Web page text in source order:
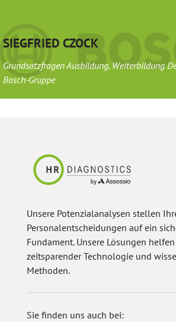
SIEGFRIED CZOCK
Grundsatzfragen Ausbildung, Weiterbildung
Bosch-Gruppe
Unsere Potenzialanalysen stellen
Personalentscheidungen auf ein
Fundament. Unsere Lösungen
zeitsparender Technologie und
Methoden.
Sie finden uns auch bei: